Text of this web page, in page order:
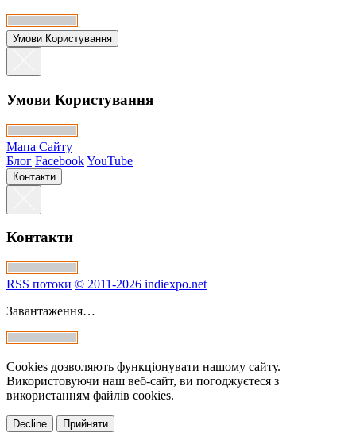
Умови Користування
Умови Користування
Мапа Сайту
Блог FacebookYouTube
Контакти
Контакти
RSS потоки © 2011-2026 indiexpo.net
Завантаження…
Cookies дозволяють функціонувати нашому сайту.
Використовуючи наш веб-сайт, ви погоджуєтеся з
використанням файлів cookies.
Decline Прийняти